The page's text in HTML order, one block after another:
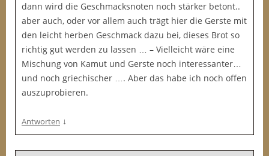
dann wird die Geschmacksnoten noch stärker betont..
aber auch, oder vor allem auch trägt hier die Gerste mit
den leicht herben Geschmack dazu bei, dieses Brot so
richtig gut werden zu lassen … – Vielleicht wäre eine
Mischung von Kamut und Gerste noch interessanter…
und noch griechischer …. Aber das habe ich noch offen
auszuprobieren.
Antworten ↓